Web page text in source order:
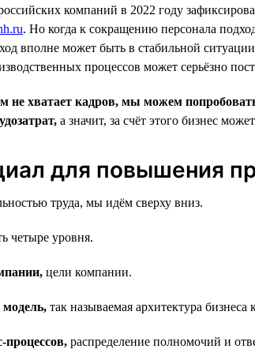
компаний в 2022 году
. Но когда к сокращению персонала
вполне может быть в стабильной
процессов может серьёзно
не хватает кадров, мы можем
а значит, за счёт этого бизнес
для повышения
труда, мы идём сверху вниз.
четыре уровня.
цели компании.
модель, так называемая архитектура бизнеса
процессов, распределение полномочий и